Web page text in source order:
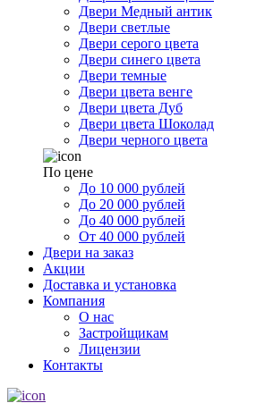
Двери Медный антик
Двери светлые
Двери серого цвета
Двери синего цвета
Двери темные
Двери цвета венге
Двери цвета Дуб
Двери цвета Шоколад
Двери черного цвета
По цене
До 10 000 рублей
До 20 000 рублей
До 40 000 рублей
От 40 000 рублей
Двери на заказ
Акции
Доставка и установка
Компания
О нас
Застройщикам
Лицензии
Контакты